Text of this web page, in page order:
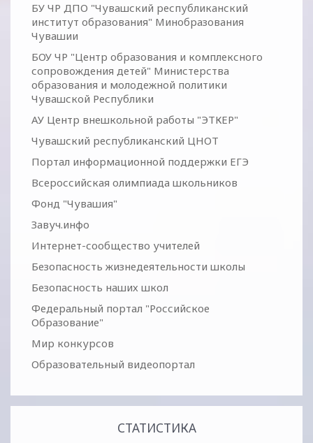
БУ ЧР ДПО "Чувашский республиканский
институт образования" Минобразования
Чувашии
БОУ ЧР "Центр образования и комплексного
сопровождения детей" Министерства
образования и молодежной политики
Чувашской Республики
АУ Центр внешкольной работы "ЭТКЕР"
Чувашский республиканский ЦНОТ
Портал информационной поддержки ЕГЭ
Всероссийская олимпиада школьников
Фонд "Чувашия"
Завуч.инфо
Интернет-сообщество учителей
Безопасность жизнедеятельности школы
Безопасность наших школ
Федеральный портал "Российское
Образование"
Мир конкурсов
Образовательный видеопортал
СТАТИСТИКА